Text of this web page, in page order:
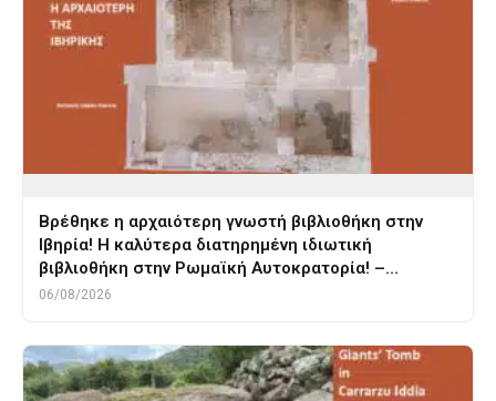
Βρέθηκε η αρχαιότερη γνωστή βιβλιοθήκη στην
Ιβηρία! Η καλύτερα διατηρημένη ιδιωτική
βιβλιοθήκη στην Ρωμαϊκή Αυτοκρατορία! –…
06/08/2026